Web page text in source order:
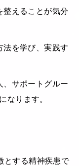
整えることが気分
法を学び、実践す
、サポートグルー
なります。
とする精神疾患で